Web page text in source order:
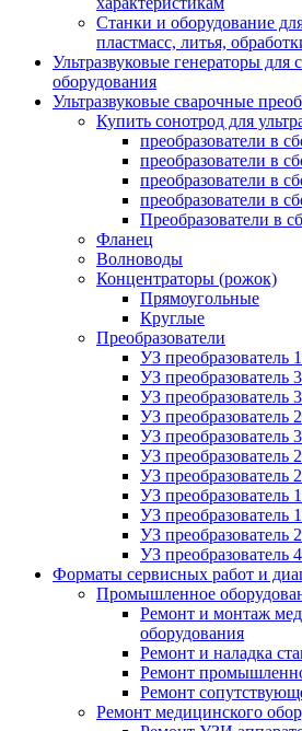
Станки и оборудование
пластмасс, литья,
Ультразвуковые генераторы
оборудования
Ультразвуковые сварочные
Купить сонотрод для
преобразователи в
преобразователи в
преобразователи в
преобразователи в
Преобразователи в
Фланец
Волноводы
Концентраторы (рожок)
Прямоугольные
Круглые
Преобразователи
УЗ преобразователь
УЗ преобразователь
УЗ преобразователь
УЗ преобразователь
УЗ преобразователь
УЗ преобразователь
УЗ преобразователь
УЗ преобразователь
УЗ преобразователь
УЗ преобразователь
УЗ преобразователь
Форматы сервисных работ и
Промышленное
Ремонт и монтаж
оборудования
Ремонт и наладка
Ремонт
Ремонт
Ремонт медицинского